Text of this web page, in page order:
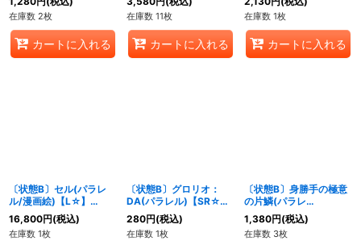
在庫数 2枚
カートに入れる
在庫数 11枚
カートに入れる
在庫数 1枚
カートに入れる
〔状態B〕セル(パラレ
ル/漫画絵)【L☆】
{SB01-001}
16,800円(税込)
在庫数 1枚
〔状態B〕グロリオ：
DA(パラレル)【SR☆】
{FB05-006}
280円(税込)
在庫数 1枚
〔状態B〕身勝手の極意
の片鱗(パラレ
ル/DOKKAN BATTLE)
【C☆】{FB02-
035[FB05]}
1,380円(税込)
在庫数 3枚